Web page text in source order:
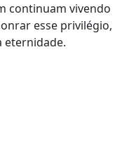
continuam vivendo
esse privilégio,
eternidade.